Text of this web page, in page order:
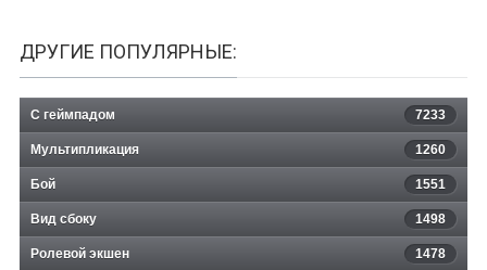
ДРУГИЕ ПОПУЛЯРНЫЕ:
С геймпадом 7233
Мультипликация 1260
Бой 1551
Вид сбоку 1498
Ролевой экшен 1478